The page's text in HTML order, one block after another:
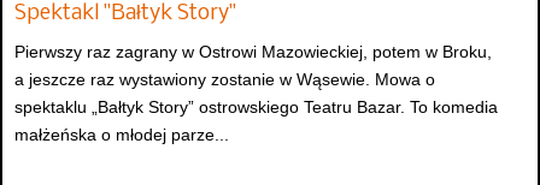
Spektakl "Bałtyk Story"
Pierwszy raz zagrany w Ostrowi Mazowieckiej, potem w Broku,
a jeszcze raz wystawiony zostanie w Wąsewie. Mowa o
spektaklu „Bałtyk Story” ostrowskiego Teatru Bazar. To komedia
małżeńska o młodej parze...